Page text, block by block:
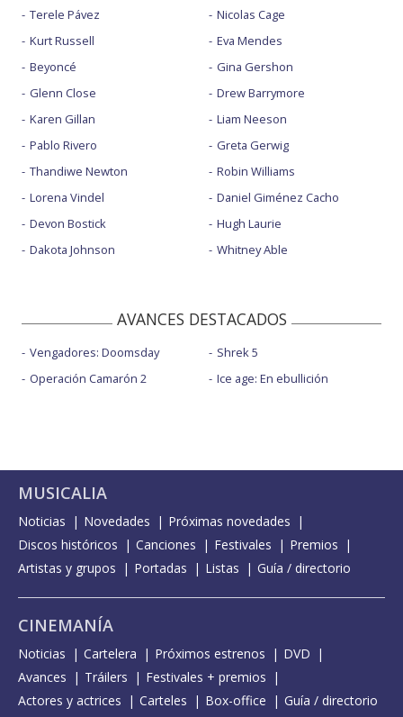
Terele Pávez
Kurt Russell
Beyoncé
Glenn Close
Karen Gillan
Pablo Rivero
Thandiwe Newton
Lorena Vindel
Devon Bostick
Dakota Johnson
Nicolas Cage
Eva Mendes
Gina Gershon
Drew Barrymore
Liam Neeson
Greta Gerwig
Robin Williams
Daniel Giménez Cacho
Hugh Laurie
Whitney Able
AVANCES DESTACADOS
Vengadores: Doomsday
Operación Camarón 2
Shrek 5
Ice age: En ebullición
MUSICALIA
Noticias Novedades
Próximas novedades
Discos históricos
Canciones Festivales
Premios
Artistas y grupos
Portadas Listas Guía / directorio
CINEMANÍA
Noticias Cartelera Próximos estrenos
DVD
Avances
Tráilers
Festivales + premios
Actores y actrices
Carteles Box-office Guía / directorio